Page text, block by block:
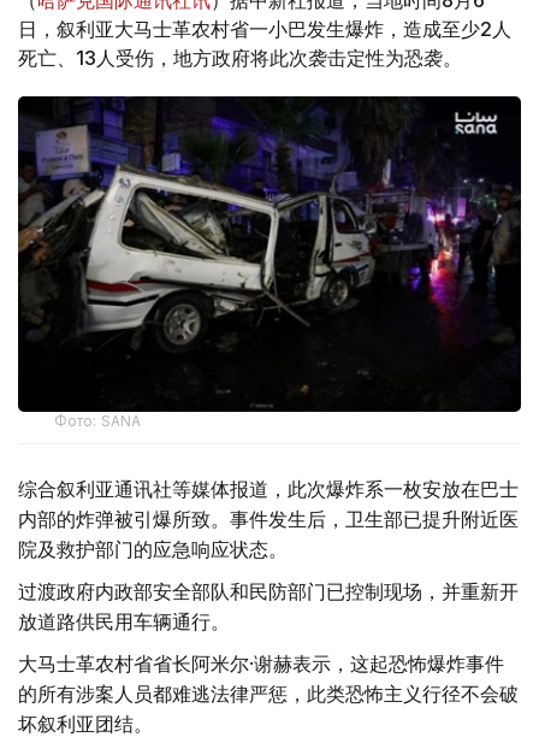
日，叙利亚大马士革农村省一小巴发生爆炸，造成至少2人
死亡、13人受伤，地方政府将此次袭击定性为恐袭。
Фото: SANA
综合叙利亚通讯社等媒体报道，此次爆炸系一枚安放在巴士
内部的炸弹被引爆所致。事件发生后，卫生部已提升附近医
院及救护部门的应急响应状态。
过渡政府内政部安全部队和民防部门已控制现场，并重新开
放道路供民用车辆通行。
大马士革农村省省长阿米尔·谢赫表示，这起恐怖爆炸事件
的所有涉案人员都难逃法律严惩，此类恐怖主义行径不会破
坏叙利亚团结。